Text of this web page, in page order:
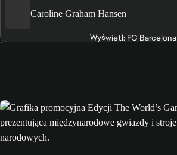
Caroline Graham Hansen
Wyświetl: FC Barcelona